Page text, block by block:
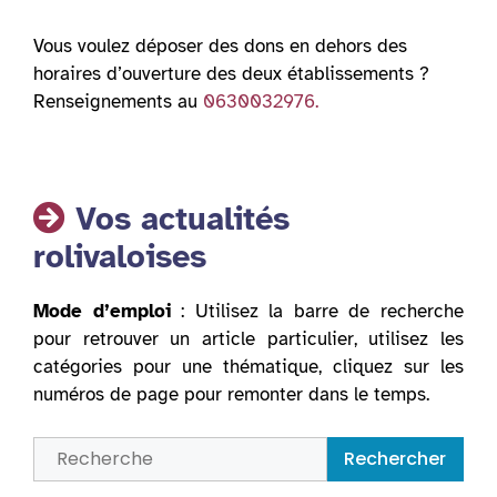
Vous voulez déposer des dons en dehors des
horaires d’ouverture des deux établissements ?
Renseignements au 0630032976.
Vos actualités
rolivaloises
Mode d’emploi: Utilisez la barre de recherche
pour retrouver un article particulier, utilisez les
catégories pour une thématique, cliquez sur les
numéros de page pour remonter dans le temps.
Rechercher